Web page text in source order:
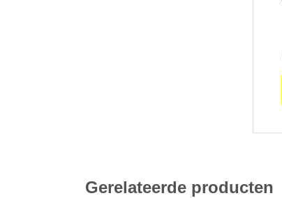
Gerelateerde producten